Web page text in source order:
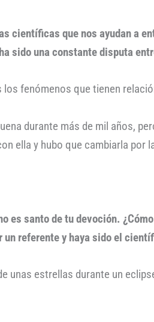
científicas que nos ayudan a
sido una constante disputa
fenómenos que tienen
durante más de mil años,
ella y hubo que cambiarla por
es santo de tu devoción.
referente y haya sido el
unas estrellas durante un